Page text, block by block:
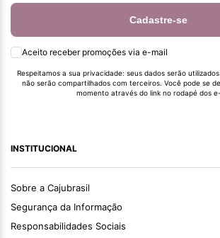
Cadastre-se
Aceito receber promoções via e-mail
Respeitamos a sua privacidade: seus dados serão
não serão compartilhados com terceiros. Você pode se
momento através do link no rodapé dos
INSTITUCIONAL
Sobre a Cajubrasil
Segurança da Informação
Responsabilidades Sociais